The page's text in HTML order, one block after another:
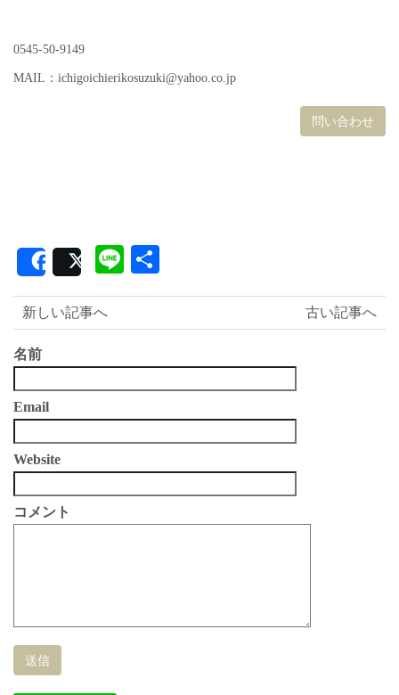
0545-50-9149
MAIL：ichigoichierikosuzuki@yahoo.co.jp
問い合わせ
SharePost Line
有
古い記事へ
新しい記事へ
名前
Email
Website
コメント